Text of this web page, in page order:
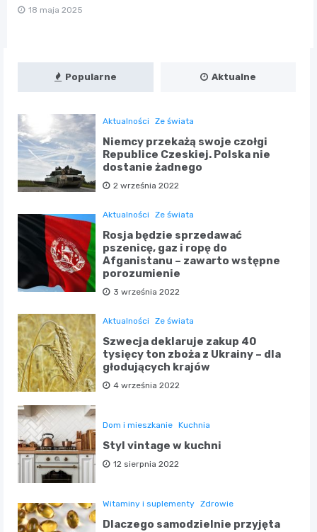
18 maja 2025
Popularne Aktualne
Aktualności Ze świata
Niemcy przekażą swoje czołgi
Republice Czeskiej. Polska nie
dostanie żadnego
2 września 2022
Aktualności Ze świata
Rosja będzie sprzedawać
pszenicę, gaz i ropę do
Afganistanu – zawarto wstępne
porozumienie
3 września 2022
Aktualności Ze świata
Szwecja deklaruje zakup 40
tysięcy ton zboża z Ukrainy – dla
głodujących krajów
4 września 2022
Dom i mieszkanie Kuchnia
Styl vintage w kuchni
12 sierpnia 2022
Witaminy i suplementy Zdrowie
Dlaczego samodzielnie przyjęta